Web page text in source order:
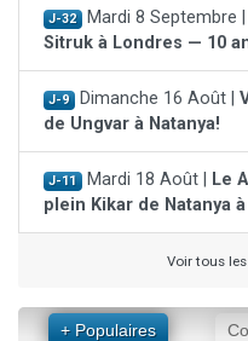
J-32 Mardi 8 Septembre |
Sitruk à Londres — 10
J-9 Dimanche 16 Août |
de Ungvar à Natanya!
J-11 Mardi 18 Août |
Le
plein Kikar de Natanya
Voir tous
+ Populaires